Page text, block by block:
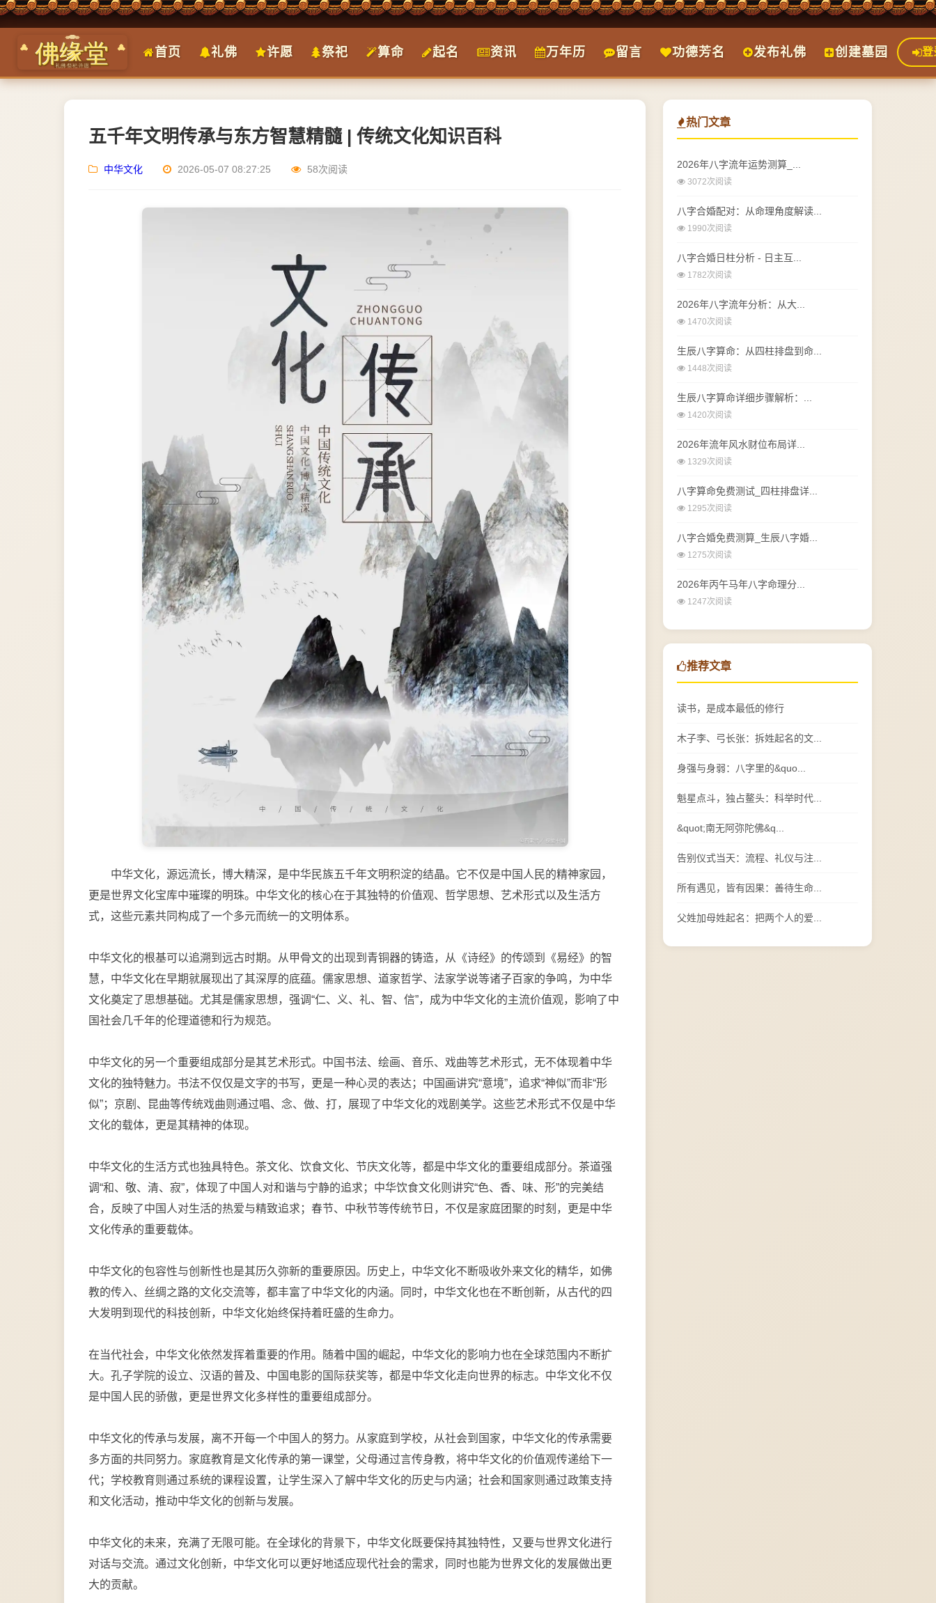
首页 礼佛 许愿 祭祀 算命 起名 资讯 万年历 留言 功德芳名 发布礼佛 创建墓园 登
五千年文明传承与东方智慧精髓 | 传统文化知识百科
中华文化 2026-05-07 08:27:25 58次阅读
中华文化，源远流长，博大精深，是中华民族五千年文明积淀的结晶。它不仅是中国人民的精神家园，
更是世界文化宝库中璀璨的明珠。中华文化的核心在于其独特的价值观、哲学思想、艺术形式以及生活方
式，这些元素共同构成了一个多元而统一的文明体系。
中华文化的根基可以追溯到远古时期。从甲骨文的出现到青铜器的铸造，从《诗经》的传颂到《易经》的智
慧，中华文化在早期就展现出了其深厚的底蕴。儒家思想、道家哲学、法家学说等诸子百家的争鸣，为中华
文化奠定了思想基础。尤其是儒家思想，强调“仁、义、礼、智、信”，成为中华文化的主流价值观，影响了中
国社会几千年的伦理道德和行为规范。
中华文化的另一个重要组成部分是其艺术形式。中国书法、绘画、音乐、戏曲等艺术形式，无不体现着中华
文化的独特魅力。书法不仅仅是文字的书写，更是一种心灵的表达；中国画讲究“意境”，追求“神似”而非“形
似”；京剧、昆曲等传统戏曲则通过唱、念、做、打，展现了中华文化的戏剧美学。这些艺术形式不仅是中华
文化的载体，更是其精神的体现。
中华文化的生活方式也独具特色。茶文化、饮食文化、节庆文化等，都是中华文化的重要组成部分。茶道强
调“和、敬、清、寂”，体现了中国人对和谐与宁静的追求；中华饮食文化则讲究“色、香、味、形”的完美结
合，反映了中国人对生活的热爱与精致追求；春节、中秋节等传统节日，不仅是家庭团聚的时刻，更是中华
文化传承的重要载体。
中华文化的包容性与创新性也是其历久弥新的重要原因。历史上，中华文化不断吸收外来文化的精华，如佛
教的传入、丝绸之路的文化交流等，都丰富了中华文化的内涵。同时，中华文化也在不断创新，从古代的四
大发明到现代的科技创新，中华文化始终保持着旺盛的生命力。
在当代社会，中华文化依然发挥着重要的作用。随着中国的崛起，中华文化的影响力也在全球范围内不断扩
大。孔子学院的设立、汉语的普及、中国电影的国际获奖等，都是中华文化走向世界的标志。中华文化不仅
是中国人民的骄傲，更是世界文化多样性的重要组成部分。
中华文化的传承与发展，离不开每一个中国人的努力。从家庭到学校，从社会到国家，中华文化的传承需要
多方面的共同努力。家庭教育是文化传承的第一课堂，父母通过言传身教，将中华文化的价值观传递给下一
代；学校教育则通过系统的课程设置，让学生深入了解中华文化的历史与内涵；社会和国家则通过政策支持
和文化活动，推动中华文化的创新与发展。
中华文化的未来，充满了无限可能。在全球化的背景下，中华文化既要保持其独特性，又要与世界文化进行
对话与交流。通过文化创新，中华文化可以更好地适应现代社会的需求，同时也能为世界文化的发展做出更
大的贡献。
热门文章
2026年八字流年运势测算_...
3072次阅读
八字合婚配对：从命理角度解读...
1990次阅读
八字合婚日柱分析 - 日主互...
1782次阅读
2026年八字流年分析：从大...
1470次阅读
生辰八字算命：从四柱排盘到命...
1448次阅读
生辰八字算命详细步骤解析：...
1420次阅读
2026年流年风水财位布局详...
1329次阅读
八字算命免费测试_四柱排盘详...
1295次阅读
八字合婚免费测算_生辰八字婚...
1275次阅读
2026年丙午马年八字命理分...
1247次阅读
推荐文章
读书，是成本最低的修行
木子李、弓长张：拆姓起名的文...
身强与身弱：八字里的&quo...
魁星点斗，独占鳌头：科举时代...
&quot;南无阿弥陀佛&q...
告别仪式当天：流程、礼仪与注...
所有遇见，皆有因果：善待生命...
父姓加母姓起名：把两个人的爱...